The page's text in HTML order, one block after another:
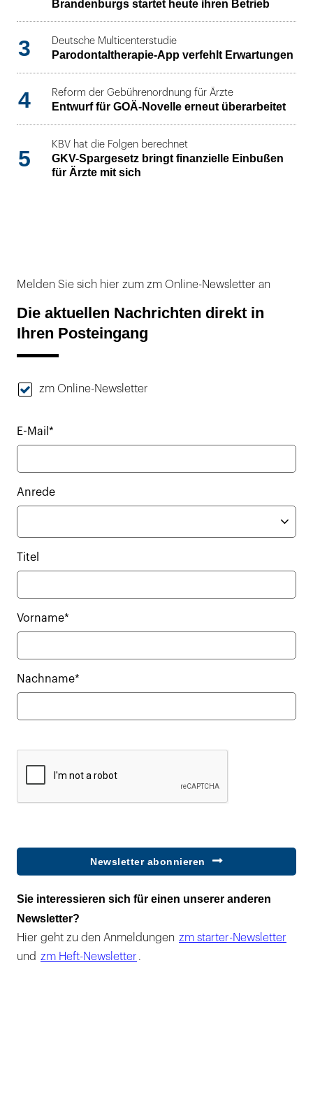
Brandenburgs startet heute ihren Betrieb
3 Deutsche Multicenterstudie
Parodontaltherapie-App verfehlt Erwartungen
4 Reform der Gebührenordnung für Ärzte
Entwurf für GOÄ-Novelle erneut überarbeitet
5
KBV hat die Folgen berechnet
GKV-Spargesetz bringt finanzielle Einbußen
für Ärzte mit sich
Melden Sie sich hier zum zm Online-Newsletter an
Die aktuellen Nachrichten direkt in
Ihren Posteingang
zm Online-Newsletter
E-Mail*
Anrede
Titel
Vorname*
Nachname*
Newsletter abonnieren
Sie interessieren sich für einen unserer anderen
Newsletter?
Hier geht zu den Anmeldungen zm starter-Newsletter
und zm Heft-Newsletter .